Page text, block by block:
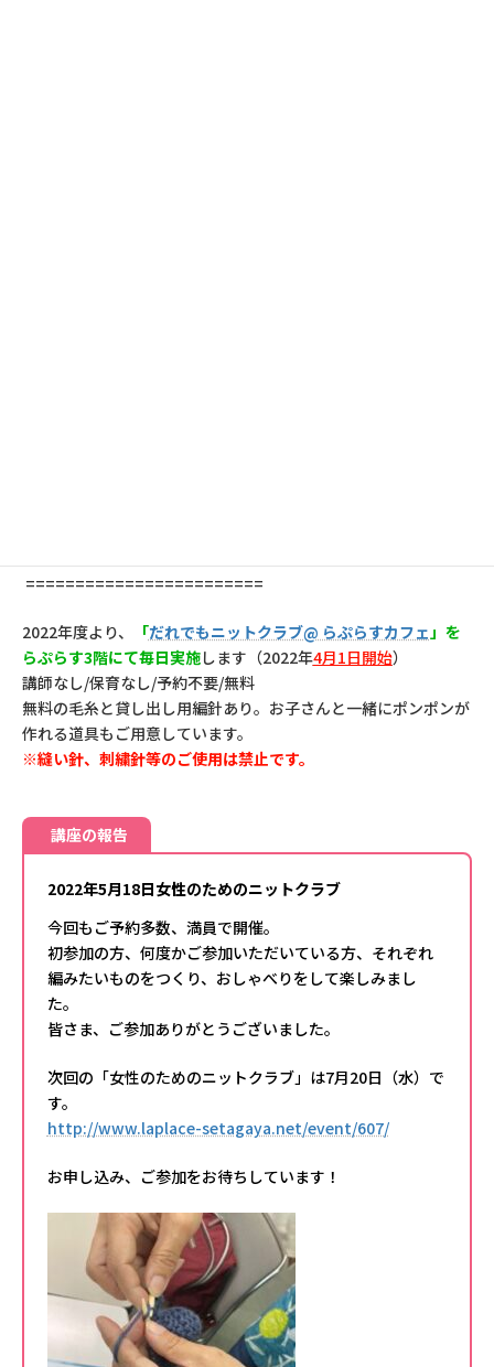
========================
2022年度より、 「だれでもニットクラブ@ らぷらすカフェ」を
らぷらす3階にて毎日実施します（2022年4月1日開始）
講師なし/保育なし/予約不要/無料
無料の毛糸と貸し出し用編針あり。お子さんと一緒にポンポンが
作れる道具もご用意しています。
※縫い針、刺繍針等のご使用は禁止です。
講座の報告
2022年5月18日女性のためのニットクラブ
今回もご予約多数、満員で開催。
初参加の方、何度かご参加いただいている方、それぞれ
編みたいものをつくり、おしゃべりをして楽しみまし
た。
皆さま、ご参加ありがとうございました。
次回の「女性のためのニットクラブ」は7月20日（水）で
す。
http://www.laplace-setagaya.net/event/607/
お申し込み、ご参加をお待ちしています！